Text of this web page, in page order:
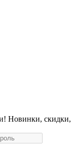
Новинки, скидки,